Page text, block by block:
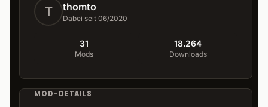
T thomto
Dabei seit 06/2020
31
Mods
18.264
Downloads
MOD-DETAILS